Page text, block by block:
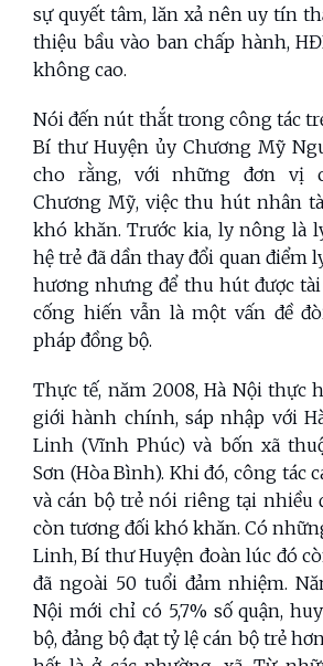
sự quyết tâm, lăn xả nên uy tín
thiệu bầu vào ban chấp hành,
không cao.
Nói đến nút thắt trong công tác
Bí thư Huyện ủy Chương Mỹ
cho rằng, với những đơn vị
Chương Mỹ, việc thu hút nhân
khó khăn. Trước kia, ly nông là
hệ trẻ đã dần thay đổi quan điểm
hương nhưng để thu hút được
cống hiến vẫn là một vấn đề
pháp đồng bộ.
Thực tế, năm 2008, Hà Nội thực
giới hành chính, sáp nhập với
Linh (Vĩnh Phúc) và bốn xã
Sơn (Hòa Bình). Khi đó, công tác
và cán bộ trẻ nói riêng tại nhiều
còn tương đối khó khăn. Có
Linh, Bí thư Huyện đoàn lúc đó
đã ngoài 50 tuổi đảm nhiệm.
Nội mới chỉ có 5,7% số quận,
bộ, đảng bộ đạt tỷ lệ cán bộ trẻ